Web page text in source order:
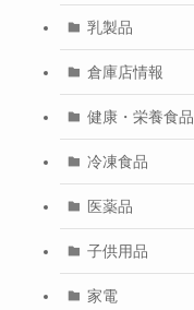
乳製品
倉庫店情報
健康・栄養食品
冷凍食品
医薬品
子供用品
家電